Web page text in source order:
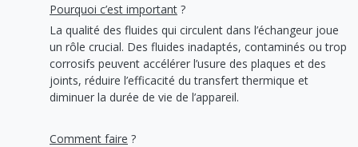
Pourquoi c’est important ?
La qualité des fluides qui circulent dans l’échangeur joue
un rôle crucial. Des fluides inadaptés, contaminés ou trop
corrosifs peuvent accélérer l’usure des plaques et des
joints, réduire l’efficacité du transfert thermique et
diminuer la durée de vie de l’appareil.
Comment faire ?